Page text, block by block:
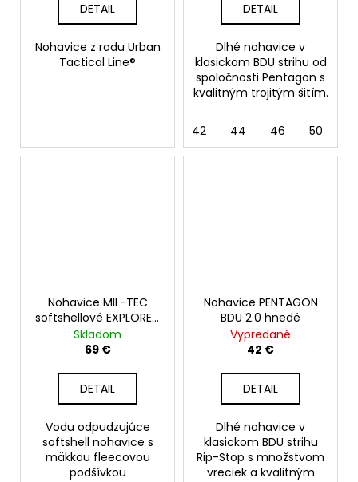
DETAIL
Nohavice z radu Urban
Tactical Line®
DETAIL
Dlhé nohavice v
klasickom BDU strihu od
spoločnosti Pentagon s
kvalitným trojitým šitím.
42 44 46 50
Nohavice MIL-TEC
softshellové EXPLORER,
čierne
Skladom
69 €
DETAIL
Vodu odpudzujúce
softshell nohavice s
mäkkou fleecovou
podšívkou
Nohavice PENTAGON
BDU 2.0 hnedé
Vypredané
42 €
DETAIL
Dlhé nohavice v
klasickom BDU strihu
Rip-Stop s množstvom
vreciek a kvalitným